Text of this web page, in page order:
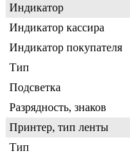
Индикатор
Индикатор кассира
Индикатор покупателя
Тип
Подсветка
Разрядность, знаков
Принтер, тип ленты
Тип